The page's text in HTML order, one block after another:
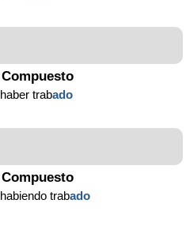
Compuesto
haber trabado
Compuesto
habiendo trabado